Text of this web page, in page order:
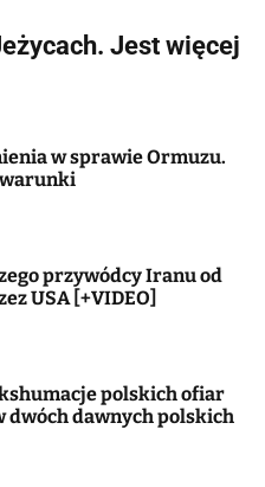
Jest więcej
w sprawie Ormuzu.
przywódcy Iranu od
USA [+VIDEO]
polskich ofiar
dawnych polskich